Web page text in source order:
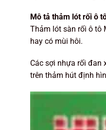
Mô tả thảm lót rối ô
Thảm lót sàn rối ô tô
hay có mùi hôi.
Các sợi nhựa rối đan
trên thảm hút định